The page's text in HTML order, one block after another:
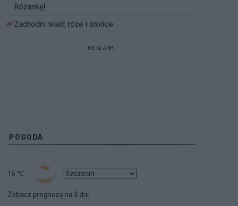
Różankę!
Zachodni wiatr, róże i słońce
REKLAMA
POGODA
16 ℃
Zobacz prognozę na 3 dni